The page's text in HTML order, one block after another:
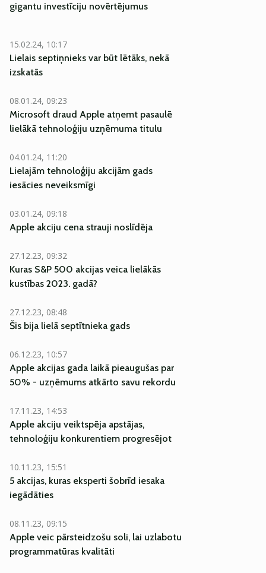
gigantu investīciju novērtējumus
15.02.24, 10:17
Lielais septiņnieks var būt lētāks, nekā
izskatās
08.01.24, 09:23
Microsoft draud Apple atņemt pasaulē
lielākā tehnoloģiju uzņēmuma titulu
04.01.24, 11:20
Lielajām tehnoloģiju akcijām gads
iesācies neveiksmīgi
03.01.24, 09:18
Apple akciju cena strauji noslīdēja
27.12.23, 09:32
Kuras S&P 500 akcijas veica lielākās
kustības 2023. gadā?
27.12.23, 08:48
Šis bija lielā septītnieka gads
06.12.23, 10:57
Apple akcijas gada laikā pieaugušas par
50% - uzņēmums atkārto savu rekordu
17.11.23, 14:53
Apple akciju veiktspēja apstājas,
tehnoloģiju konkurentiem progresējot
10.11.23, 15:51
5 akcijas, kuras eksperti šobrīd iesaka
iegādāties
08.11.23, 09:15
Apple veic pārsteidzošu soli, lai uzlabotu
programmatūras kvalitāti